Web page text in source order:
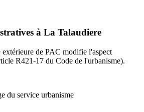
à La Talaudiere
de PAC modifie l'aspect
R421-17 du Code de l'urbanisme).
du service urbanisme